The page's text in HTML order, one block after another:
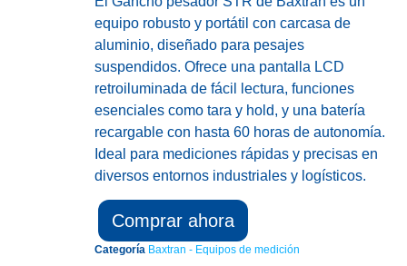
equipo robusto y portátil con carcasa de
aluminio, diseñado para pesajes
suspendidos. Ofrece una pantalla LCD
retroiluminada de fácil lectura, funciones
esenciales como tara y hold, y una batería
recargable con hasta 60 horas de autonomía.
Ideal para mediciones rápidas y precisas en
diversos entornos industriales y logísticos.
Comprar ahora
Categoría Baxtran - Equipos de medición